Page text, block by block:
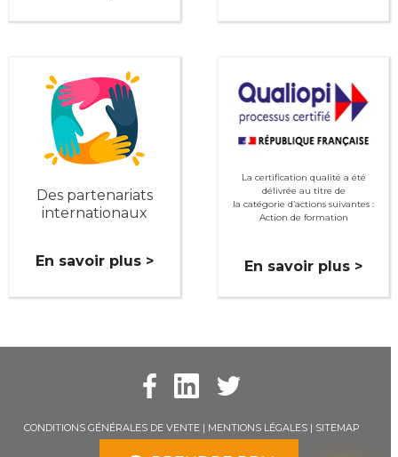
Des partenariats
internationaux
En savoir plus >
La certification qualité a été
délivrée au titre de
la catégorie d’actions suivantes :
Action de formation
En savoir plus >
CONDITIONS GÉNÉRALES DE VENTE | MENTIONS LÉGALES | SITEMAP